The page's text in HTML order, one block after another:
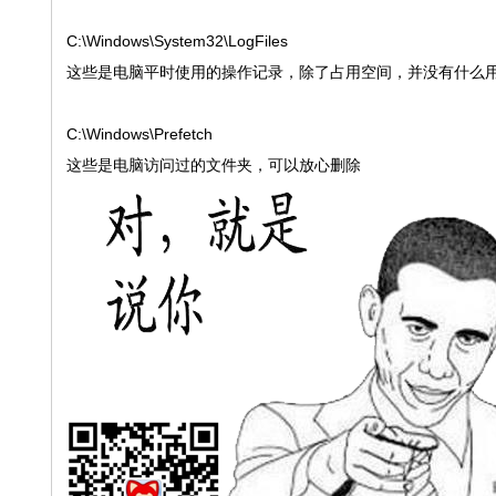
C:\Windows\System32\LogFiles
这些是电脑平时使用的操作记录，除了占用空间，并没有什么
C:\Windows\Prefetch
这些是电脑访问过的文件夹，可以放心删除